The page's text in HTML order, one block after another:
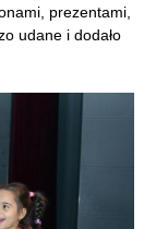
prezentami,
udane i dodało